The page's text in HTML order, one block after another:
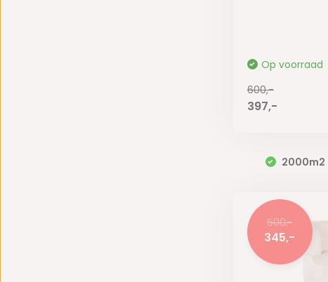
Op voorraad
600,-
397,-
2000m2
500,-
345,-